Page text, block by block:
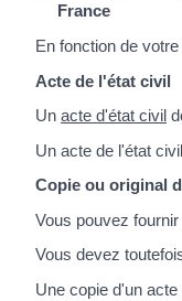
France
En fonction de
Acte de l'état civil
Un acte d'état civil
Un acte de l'état
Copie ou original
Vous pouvez
Vous devez
Une copie d'un